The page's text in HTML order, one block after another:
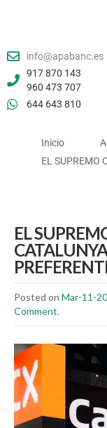
info@apabanc.es
917 870 143
960 473 707
644 643 810
Inicio
EL SUPREMO
EL
Posted on Mar-11-
Comment.